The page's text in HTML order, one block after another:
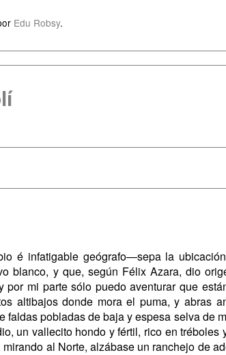
Edu Robsy.
é infatigable geógrafo—sepa la
blanco, y que, según Félix Azara, dio
mi parte sólo puedo aventurar que
altibajos donde mora el puma, y abras
faldas pobladas de baja y espesa selva de
un vallecito hondo y fértil, rico en
al Norte, alzábase un ranchejo de